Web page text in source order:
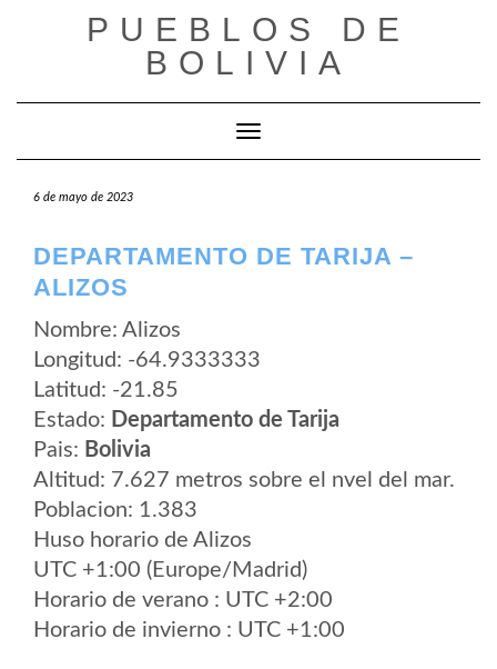
PUEBLOS DE
BOLIVIA
Cambiar modo de navegación
6 de mayo de 2023
DEPARTAMENTO DE TARIJA –
ALIZOS
Nombre: Alizos
Longitud: -64.9333333
Latitud: -21.85
Estado: Departamento de Tarija
Pais: Bolivia
Altitud: 7.627 metros sobre el nvel del mar.
Poblacion: 1.383
Huso horario de Alizos
UTC +1:00 (Europe/Madrid)
Horario de verano : UTC +2:00
Horario de invierno : UTC +1:00